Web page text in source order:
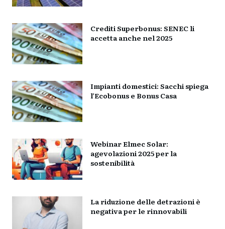
Crediti Superbonus: SENEC li
accetta anche nel 2025
Impianti domestici: Sacchi spiega
l’Ecobonus e Bonus Casa
Webinar Elmec Solar:
agevolazioni 2025 per la
sostenibilità
La riduzione delle detrazioni è
negativa per le rinnovabili